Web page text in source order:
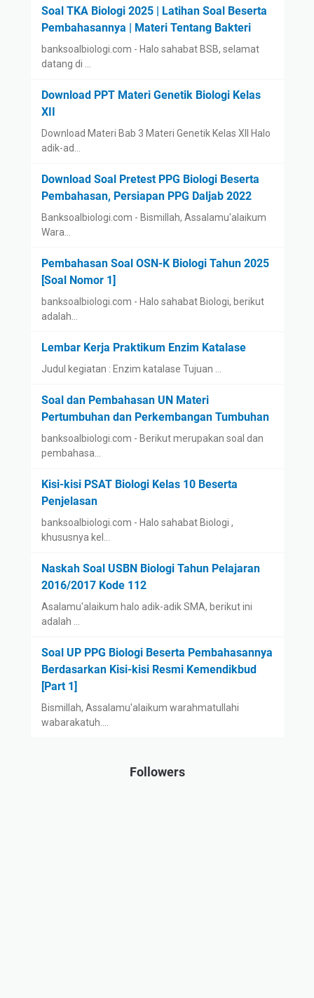
Soal TKA Biologi 2025 | Latihan Soal Beserta
Pembahasannya | Materi Tentang Bakteri
banksoalbiologi.com - Halo sahabat BSB, selamat
datang di …
Download PPT Materi Genetik Biologi Kelas
XII
Download Materi Bab 3 Materi Genetik Kelas XII Halo
adik-ad…
Download Soal Pretest PPG Biologi Beserta
Pembahasan, Persiapan PPG Daljab 2022
Banksoalbiologi.com - Bismillah, Assalamu'alaikum
Wara…
Pembahasan Soal OSN-K Biologi Tahun 2025
[Soal Nomor 1]
banksoalbiologi.com - Halo sahabat Biologi, berikut
adalah…
Lembar Kerja Praktikum Enzim Katalase
Judul kegiatan : Enzim katalase Tujuan …
Soal dan Pembahasan UN Materi
Pertumbuhan dan Perkembangan Tumbuhan
banksoalbiologi.com - Berikut merupakan soal dan
pembahasa…
Kisi-kisi PSAT Biologi Kelas 10 Beserta
Penjelasan
banksoalbiologi.com - Halo sahabat Biologi ,
khususnya kel…
Naskah Soal USBN Biologi Tahun Pelajaran
2016/2017 Kode 112
Asalamu'alaikum halo adik-adik SMA, berikut ini
adalah …
Soal UP PPG Biologi Beserta Pembahasannya
Berdasarkan Kisi-kisi Resmi Kemendikbud
[Part 1]
Bismillah, Assalamu'alaikum warahmatullahi
wabarakatuh.…
Followers